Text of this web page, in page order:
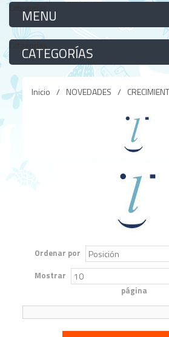
Categorías
Categorías
Inicio / NOVEDADES /
Ordenar por
Mostrar
página